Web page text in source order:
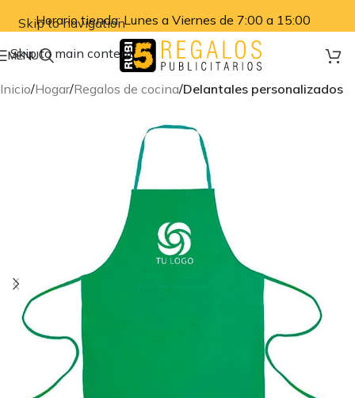
Skip to navigation
Skip to main content
Horario tienda: Lunes a Viernes de 7:00 a 15:00
MENU
Inicio Hogar Regalos de cocina Delantales personalizados